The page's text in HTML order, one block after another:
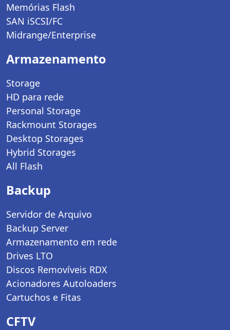
Memórias Flash
SAN iSCSI/FC
Midrange/Enterprise
Armazenamento
Storage
HD para rede
Personal Storage
Rackmount Storages
Desktop Storages
Hybrid Storages
All Flash
Backup
Servidor de Arquivo
Backup Server
Armazenamento em rede
Drives LTO
Discos Removíveis RDX
Acionadores Autoloaders
Cartuchos e Fitas
CFTV